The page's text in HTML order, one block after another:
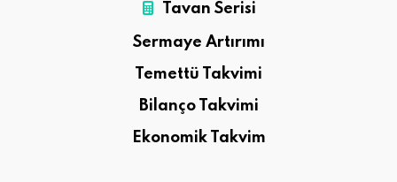
Tavan Serisi
Sermaye Artırımı
Temettü Takvimi
Bilanço Takvimi
Ekonomik Takvim